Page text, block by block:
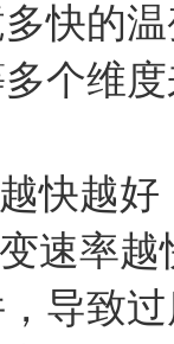
快的
个维
快越好
速率
导致